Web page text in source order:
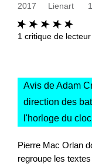
2017 Lienart
1 critique de lecteur
Avis de Adam
direction des
l'horloge du
Pierre Mac Orlan
regroupe les